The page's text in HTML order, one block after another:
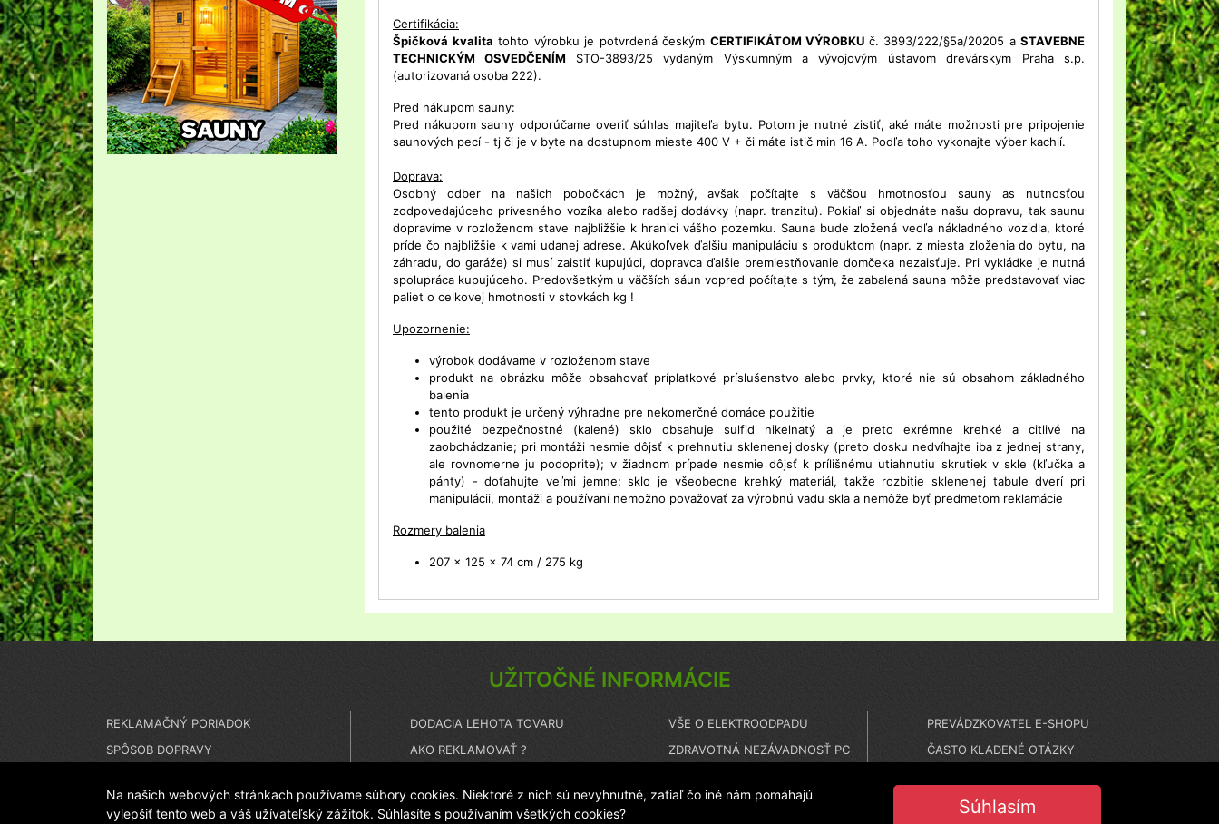
Na našich webových stránkach používame súbory cookies. Niektoré z nich sú nevyhnutné, zatiaľ čo iné nám pomáhajú
vylepšiť tento web a váš užívateľský zážitok. Súhlasíte s používaním všetkých cookies?
Súhlasím
Certifikácia:
Špičková kvalita tohto výrobku je potvrdená českým CERTIFIKÁTOM VÝROBKU č. 3893/222/§5a/20205 a STAVEBNE
TECHNICKÝM OSVEDČENÍM STO-3893/25 vydaným Výskumným a vývojovým ústavom drevárskym Praha s.p.
(autorizovaná osoba 222).
Pred nákupom sauny:
Pred nákupom sauny odporúčame overiť súhlas majiteľa bytu. Potom je nutné zistiť, aké máte možnosti pre pripojenie
saunových pecí - tj či je v byte na dostupnom mieste 400 V + či máte istič min 16 A. Podľa toho vykonajte výber kachlí.
Doprava:
Osobný odber na našich pobočkách je možný, avšak počítajte s väčšou hmotnosťou sauny as nutnosťou
zodpovedajúceho prívesného vozíka alebo radšej dodávky (napr. tranzitu). Pokiaľ si objednáte našu dopravu, tak saunu
dopravíme v rozloženom stave najbližšie k hranici vášho pozemku. Sauna bude zložená vedľa nákladného vozidla, ktoré
príde čo najbližšie k vami udanej adrese. Akúkoľvek ďalšiu manipuláciu s produktom (napr. z miesta zloženia do bytu, na
záhradu, do garáže) si musí zaistiť kupujúci, dopravca ďalšie premiestňovanie domčeka nezaisťuje. Pri vykládke je nutná
spolupráca kupujúceho. Predovšetkým u väčších sáun vopred počítajte s tým, že zabalená sauna môže predstavovať viac
paliet o celkovej hmotnosti v stovkách kg !
Upozornenie:
výrobok dodávame v rozloženom stave
produkt na obrázku môže obsahovať príplatkové príslušenstvo alebo prvky, ktoré nie sú obsahom základného
balenia
tento produkt je určený výhradne pre nekomerčné domáce použitie
použité bezpečnostné (kalené) sklo obsahuje sulfid nikelnatý a je preto exrémne krehké a citlivé na
zaobchádzanie; pri montáži nesmie dôjsť k prehnutiu sklenenej dosky (preto dosku nedvíhajte iba z jednej strany,
ale rovnomerne ju podoprite); v žiadnom prípade nesmie dôjsť k prílišnému utiahnutiu skrutiek v skle (kľučka a
pánty) - doťahujte veľmi jemne; sklo je všeobecne krehký materiál, takže rozbitie sklenenej tabule dverí pri
manipulácii, montáži a používaní nemožno považovať za výrobnú vadu skla a nemôže byť predmetom reklamácie
Rozmery balenia
207 x 125 x 74 cm / 275 kg
UŽITOČNÉ INFORMÁCIE
REKLAMAČNÝ PORIADOK
SPÔSOB DOPRAVY
DODACIA LEHOTA TOVARU
AKO REKLAMOVAŤ ?
VŠE O ELEKTROODPADU
ZDRAVOTNÁ NEZÁVADNOSŤ PC
PREVÁDZKOVATEĽ E-SHOPU
ČASTO KLADENÉ OTÁZKY
NASTAVENIE COOKIES